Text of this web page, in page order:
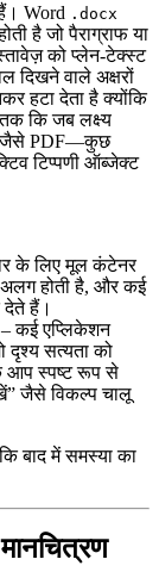
Word .docx
है जो पैराग्राफ या
को प्लेन‑टेक्स्ट
दिखने वाले अक्षरों
हटा देता है क्योंकि
तक कि जब लक्ष्य
PDF—कुछ
टिप्पणी ऑब्जेक्ट
के लिए मूल कंटेनर
अलग होती है, और कई
हैं।
– कई एप्लिकेशन
दृश्य सत्यता को
आप स्पष्ट रूप से
जैसे विकल्प चालू
बाद में समस्या का